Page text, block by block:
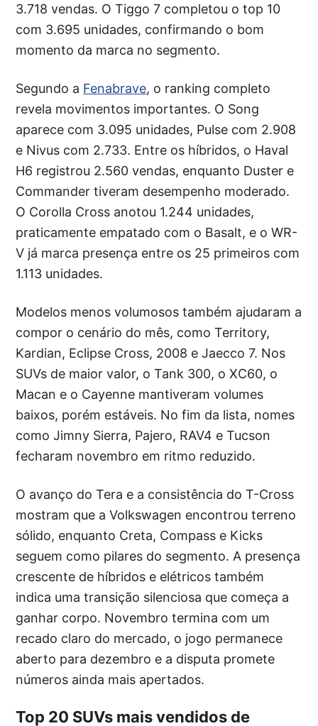
3.718 vendas. O Tiggo 7 completou o top 10
com 3.695 unidades, confirmando o bom
momento da marca no segmento.
Segundo a Fenabrave, o ranking completo
revela movimentos importantes. O Song
aparece com 3.095 unidades, Pulse com 2.908
e Nivus com 2.733. Entre os híbridos, o Haval
H6 registrou 2.560 vendas, enquanto Duster e
Commander tiveram desempenho moderado.
O Corolla Cross anotou 1.244 unidades,
praticamente empatado com o Basalt, e o WR-
V já marca presença entre os 25 primeiros com
1.113 unidades.
Modelos menos volumosos também ajudaram a
compor o cenário do mês, como Territory,
Kardian, Eclipse Cross, 2008 e Jaecco 7. Nos
SUVs de maior valor, o Tank 300, o XC60, o
Macan e o Cayenne mantiveram volumes
baixos, porém estáveis. No fim da lista, nomes
como Jimny Sierra, Pajero, RAV4 e Tucson
fecharam novembro em ritmo reduzido.
O avanço do Tera e a consistência do T-Cross
mostram que a Volkswagen encontrou terreno
sólido, enquanto Creta, Compass e Kicks
seguem como pilares do segmento. A presença
crescente de híbridos e elétricos também
indica uma transição silenciosa que começa a
ganhar corpo. Novembro termina com um
recado claro do mercado, o jogo permanece
aberto para dezembro e a disputa promete
números ainda mais apertados.
Top 20 SUVs mais vendidos de